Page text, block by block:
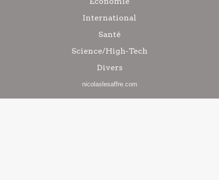
International
Santé
Science/High-Tech
Divers
nicolaslesaffre.com